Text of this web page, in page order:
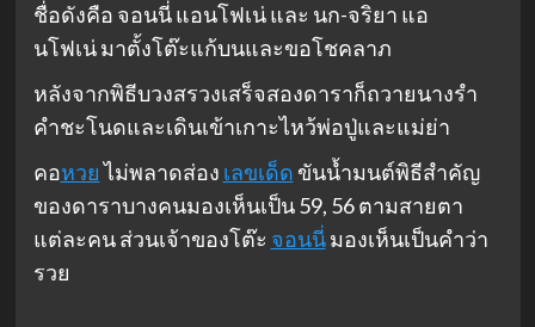
ชื่อดังคือ จอนนี่ แอนโฟเน่ และ นก-จริยา แอ
นโฟเน่ มาตั้งโต๊ะแก้บนและขอโชคลาภ
หลังจากพิธีบวงสรวงเสร็จสองดาราก็ถวายนางรำ
คำชะโนดและเดินเข้าเกาะไหว้พ่อปู่และแม่ย่า
คอหวยไม่พลาดส่อง เลขเด็ด ขันน้ำมนต์พิธีสำคัญ
ของดาราบางคนมองเห็นเป็น 59, 56 ตามสายตา
แต่ละคน ส่วนเจ้าของโต๊ะ จอนนี่มองเห็นเป็นคำว่า
รวย